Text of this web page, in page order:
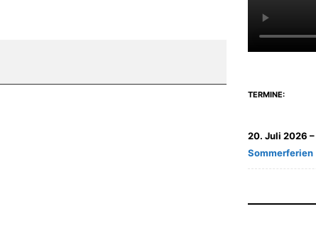
TERMINE:
20. Juli 2026 –
Sommerferien